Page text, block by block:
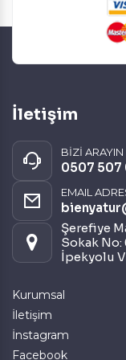
İletişim
BİZİ ARAYIN
0507 507
EMAIL
Şerefiye
Sokak No:
İpekyolu
Kurumsal
İletişim
İnstagram
Facebook